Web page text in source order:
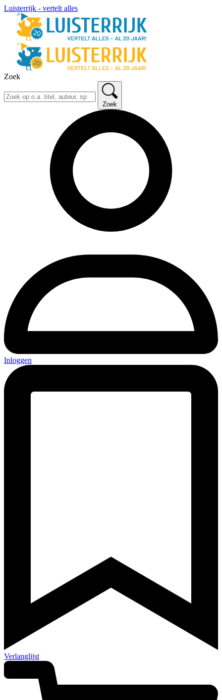
Luisterrijk - vertelt alles
Zoek
Zoek
Inloggen
Verlanglijst